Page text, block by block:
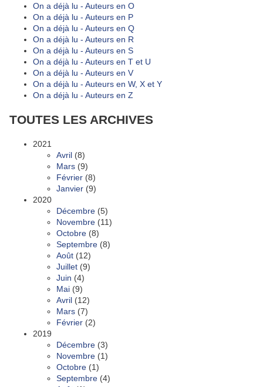
On a déjà lu - Auteurs en O
On a déjà lu - Auteurs en P
On a déjà lu - Auteurs en Q
On a déjà lu - Auteurs en R
On a déjà lu - Auteurs en S
On a déjà lu - Auteurs en T et U
On a déjà lu - Auteurs en V
On a déjà lu - Auteurs en W, X et Y
On a déjà lu - Auteurs en Z
TOUTES LES ARCHIVES
2021
Avril (8)
Mars (9)
Février (8)
Janvier (9)
2020
Décembre (5)
Novembre (11)
Octobre (8)
Septembre (8)
Août (12)
Juillet (9)
Juin (4)
Mai (9)
Avril (12)
Mars (7)
Février (2)
2019
Décembre (3)
Novembre (1)
Octobre (1)
Septembre (4)